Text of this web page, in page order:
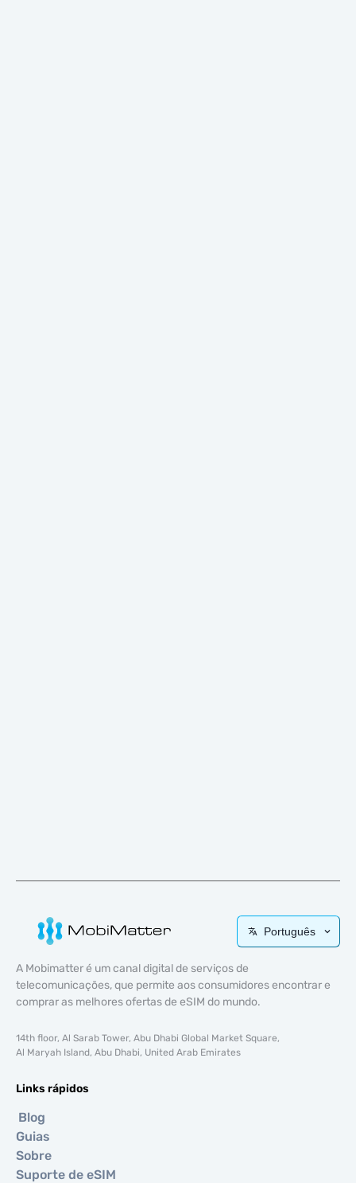
Português
A Mobimatter é um canal digital de serviços de
telecomunicações, que permite aos consumidores encontrar e
comprar as melhores ofertas de eSIM do mundo.
14th floor, Al Sarab Tower, Abu Dhabi Global Market Square,
Al Maryah Island, Abu Dhabi, United Arab Emirates
Links rápidos
Blog
Guias
Sobre
Suporte de eSIM